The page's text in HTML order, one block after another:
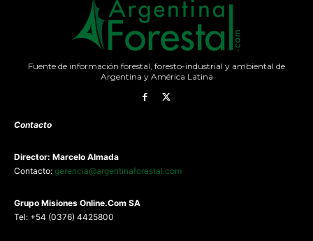
Fuente de información forestal, foresto-industrial y ambiental de
Argentina y América Latina
Contacto
Director: Marcelo Almada
Contacto: gerencia@argentinaforestal.com
Grupo Misiones Online.Com SA
Tel: +54 (0376) 4425800